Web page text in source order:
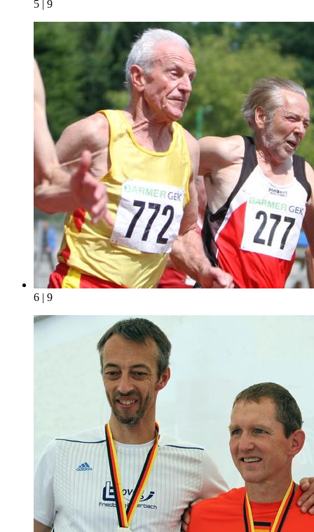
5 | 9
6 | 9